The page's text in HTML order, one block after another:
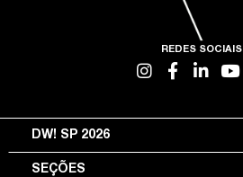
REDES SOCIAIS
DW! SP 2026
SEÇÕES